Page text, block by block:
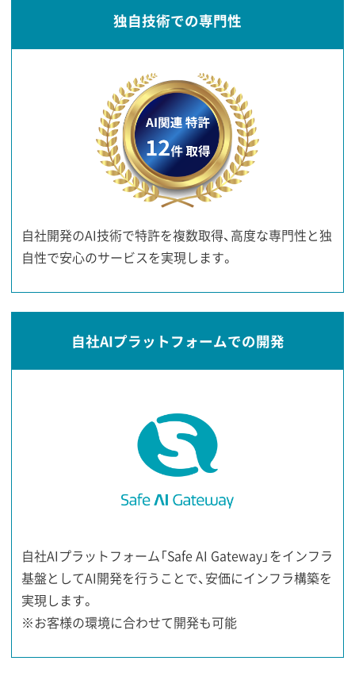
独自技術での専門性
自社開発のAI技術で特許を複数取得、高度な専門性と独
自性で安心のサービスを実現します。
自社AIプラットフォームでの開発
自社AIプラットフォーム「Safe AI Gateway」をインフラ
基盤としてAI開発を行うことで、安価にインフラ構築を
実現します。
※お客様の環境に合わせて開発も可能